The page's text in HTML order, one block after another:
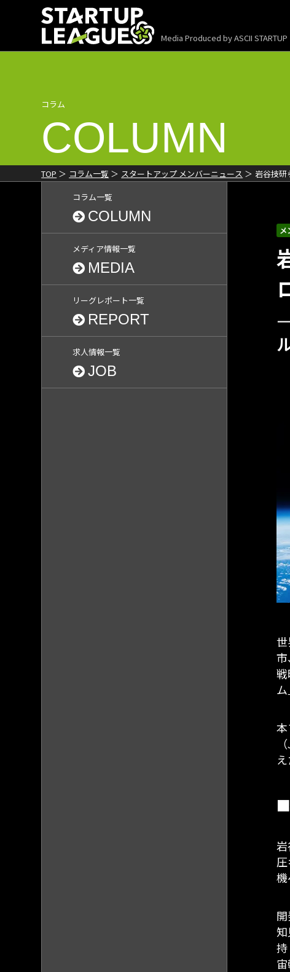
Media Produced byASCII STARTUP
コラム
COLUMN
TOP コラム一覧 スタートアップ メンバーニュース
岩谷技研
コラム一覧
COLUMN
メディア情報一覧
MEDIA
リーグレポート一覧
REPORT
求人情報一覧
JOB
メ
■